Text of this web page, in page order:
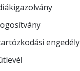
engedély